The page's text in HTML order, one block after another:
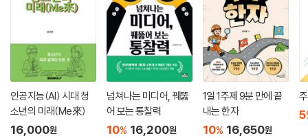
인공지능(AI) 시대 청
소년의 미래(Me來)
16,000원
넘쳐나는 미디어, 꿰뚫
어 보는 통찰력
10% 16,200원
1일 1주제 9분 만에 끝
내는 한자
10% 16,650원
5